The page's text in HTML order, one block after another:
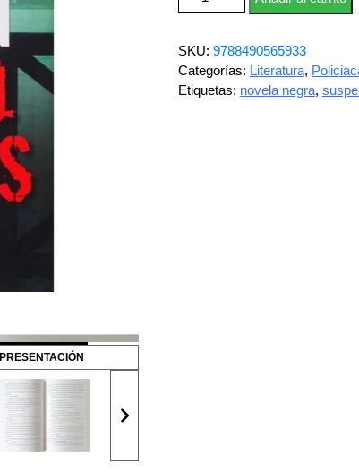
SKU: 9788490565933
Categorías: Literatura,
Etiquetas: novela negra,